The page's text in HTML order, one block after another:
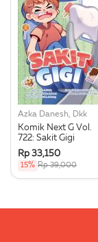
Azka Danesh, Dkk
Komik Next G Vol.
722: Sakit Gigi
Rp 33,150
15% Rp 39,000